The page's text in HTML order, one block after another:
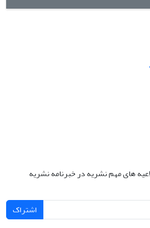
های مهم نشریه در خبرنامه نشریه
اشتراک